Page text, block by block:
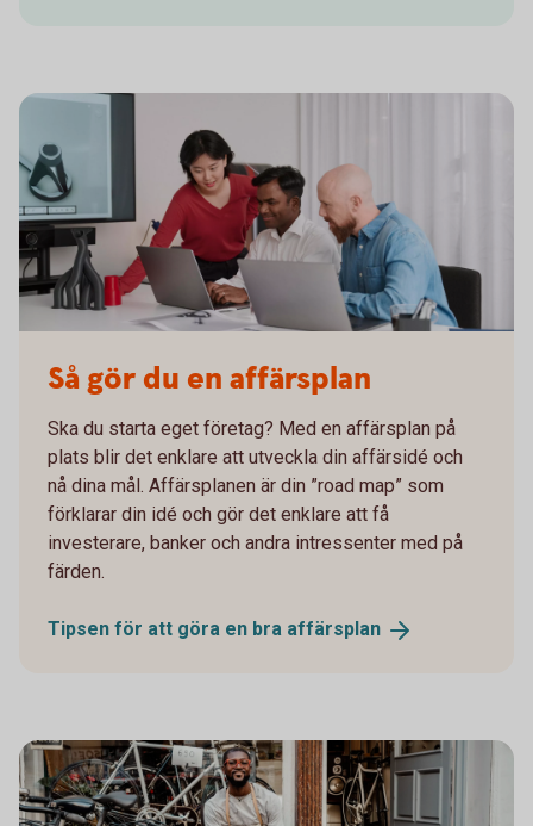
Så gör du en affärsplan
Ska du starta eget företag? Med en affärsplan på
plats blir det enklare att utveckla din affärsidé och
nå dina mål. Affärsplanen är din ”road map” som
förklarar din idé och gör det enklare att få
investerare, banker och andra intressenter med på
färden.
Tipsen för att göra en bra affärsplan